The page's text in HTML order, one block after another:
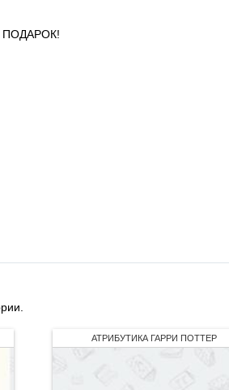
ПОДАРОК!
АТРИБУТИКА ГАРРИ ПОТТЕР